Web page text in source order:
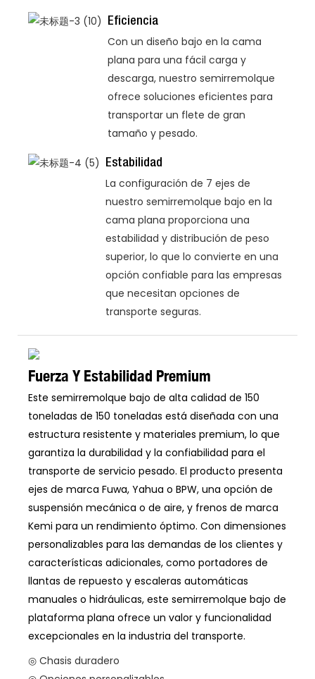
Eficiencia
Con un diseño bajo en la cama
plana para una fácil carga y
descarga, nuestro semirremolque
ofrece soluciones eficientes para
transportar un flete de gran
tamaño y pesado.
Estabilidad
La configuración de 7 ejes de
nuestro semirremolque bajo en la
cama plana proporciona una
estabilidad y distribución de peso
superior, lo que lo convierte en una
opción confiable para las empresas
que necesitan opciones de
transporte seguras.
Fuerza Y ​​estabilidad Premium
Este semirremolque bajo de alta calidad de 150
toneladas de 150 toneladas está diseñada con una
estructura resistente y materiales premium, lo que
garantiza la durabilidad y la confiabilidad para el
transporte de servicio pesado. El producto presenta
ejes de marca Fuwa, Yahua o BPW, una opción de
suspensión mecánica o de aire, y frenos de marca
Kemi para un rendimiento óptimo. Con dimensiones
personalizables para las demandas de los clientes y
características adicionales, como portadores de
llantas de repuesto y escaleras automáticas
manuales o hidráulicas, este semirremolque bajo de
plataforma plana ofrece un valor y funcionalidad
excepcionales en la industria del transporte.
◎ Chasis duradero